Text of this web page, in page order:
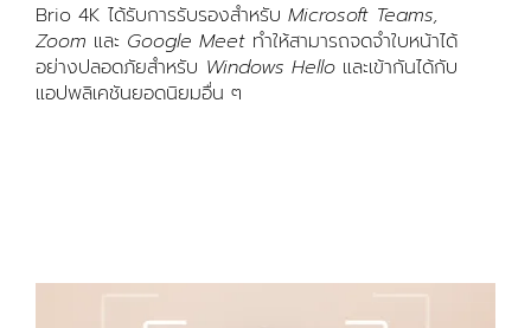
Brio 4K ได้รับการรับรองสำหรับ Microsoft Teams,
Zoom และ Google Meet ทำให้สามารถจดจำใบหน้าได้
อย่างปลอดภัยสำหรับ Windows Hello และเข้ากันได้กับ
แอปพลิเคชันยอดนิยมอื่น ๆ